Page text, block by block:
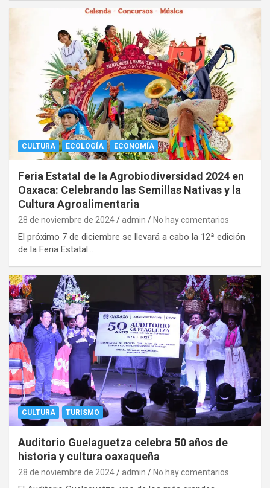
CULTURA ECOLOGÍA ECONOMÍA
Feria Estatal de la Agrobiodiversidad 2024 en
Oaxaca: Celebrando las Semillas Nativas y la
Cultura Agroalimentaria
28 de noviembre de 2024 admin No hay comentarios
El próximo 7 de diciembre se llevará a cabo la 12ª edición
de la Feria Estatal…
CULTURA TURISMO
Auditorio Guelaguetza celebra 50 años de
historia y cultura oaxaqueña
28 de noviembre de 2024 admin No hay comentarios